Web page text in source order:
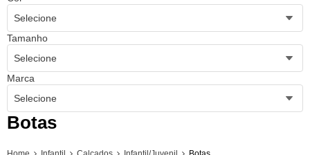
Selecione
Tamanho
Selecione
Marca
Selecione
Botas